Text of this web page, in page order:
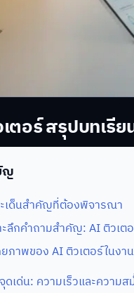
ตอร์ สรุปบทเรี
ญ
เด็นสำคัญที่ต้องพิจารณา
ะลึกคำถามสำคัญ: AI ติวเ
ภาพของ AI ติวเตอร์ในงา
จุดเด่น: ความเร็วและความ